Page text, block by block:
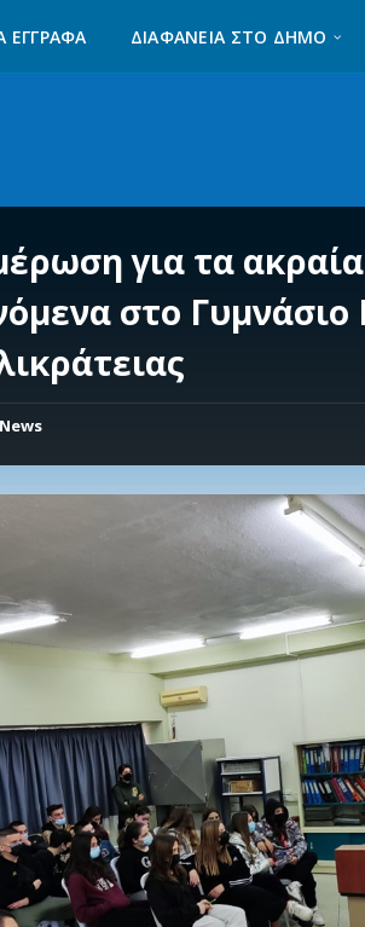
ΈΓΓΡΑΦΑ ΔΙΑΦΆΝΕΙΑ ΣΤΟ ΔΉΜΟ
για τα
στο Γυμνάσιο
News